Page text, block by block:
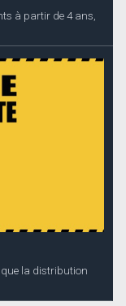
à partir de 4 ans,
que la distribution